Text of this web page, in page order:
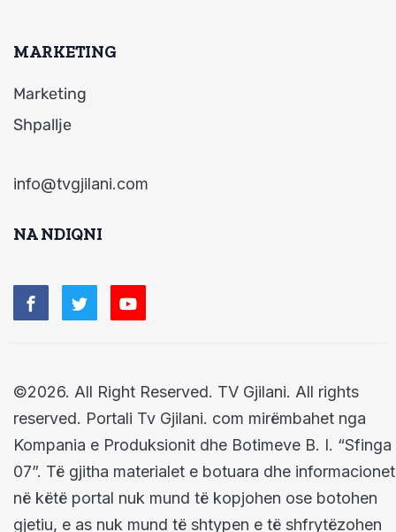
MARKETING
Marketing
Shpallje
info@tvgjilani.com
NA NDIQNI
©2026. All Right Reserved. TV Gjilani. All rights
reserved. Portali Tv Gjilani. com mirëmbahet nga
Kompania e Produksionit dhe Botimeve B. I. “Sfinga
07”. Të gjitha materialet e botuara dhe informacionet
në këtë portal nuk mund të kopjohen ose botohen
gjetiu, e as nuk mund të shtypen e të shfrytëzohen